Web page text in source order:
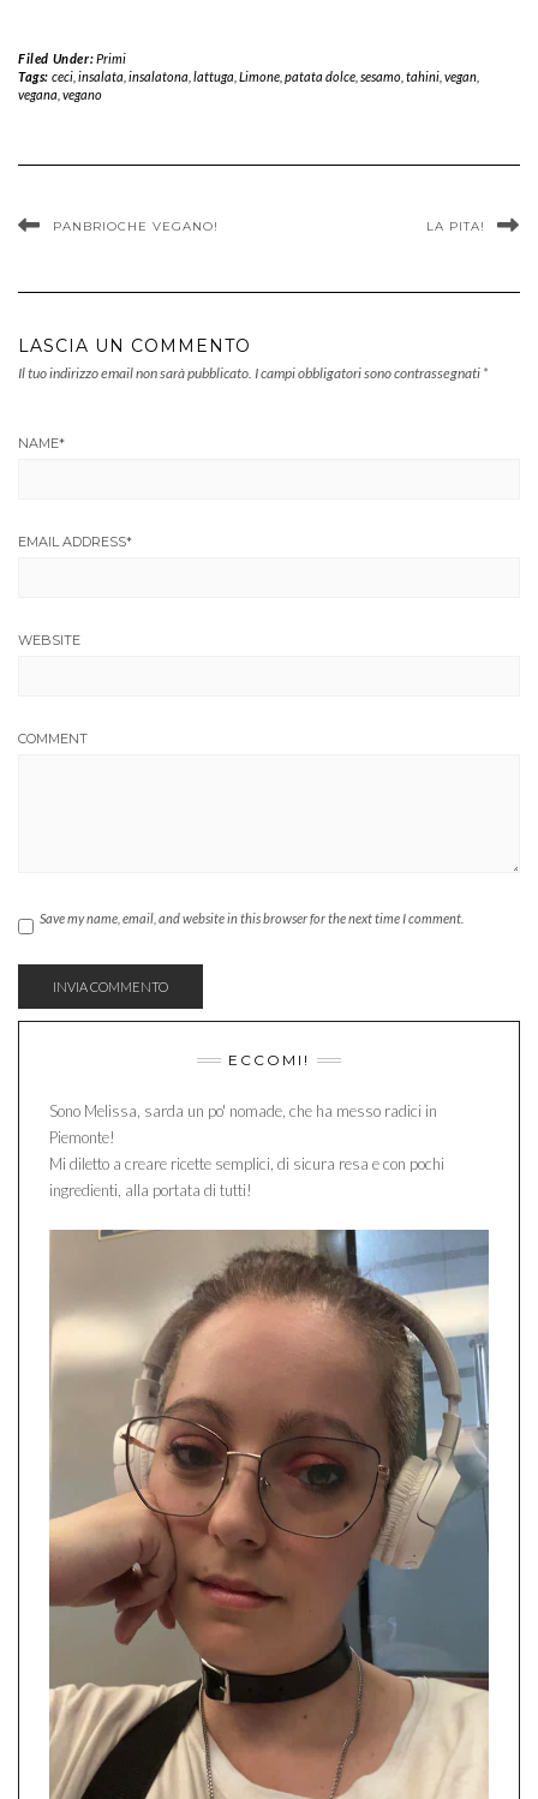
Filed Under:Primi
Tags: ceci, insalata insalatona lattuga Limone, patata dolce, sesamo, tahini, vegan,
vegana vegano
PANBRIOCHE VEGANO! LA PITA!
LASCIA UN COMMENTO
Il tuo indirizzo email non sarà pubblicato. I campi obbligatori sono contrassegnati *
NAME*
EMAIL ADDRESS*
WEBSITE
COMMENT
Save my name, email, and website in this browser for the next time I comment.
ECCOMI!
Sono Melissa, sarda un po' nomade, che ha messo radici in
Piemonte!
Mi diletto a creare ricette semplici, di sicura resa e con pochi
ingredienti, alla portata di tutti!